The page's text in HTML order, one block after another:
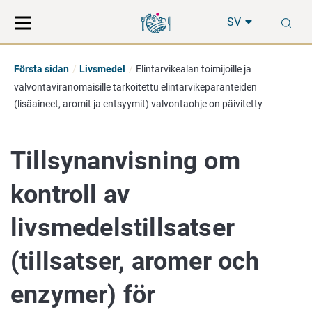
direkt
till
på
hela
SV
Första sidan Livsmedel
Elintarvikealan toimijoille ja
valvontaviranomaisille tarkoitettu elintarvikeparanteiden
(lisäaineet, aromit ja entsyymit) valvontaohje on päivitetty
Tillsynanvisning om
kontroll av
livsmedelstillsatser
(tillsatser, aromer och
enzymer) för